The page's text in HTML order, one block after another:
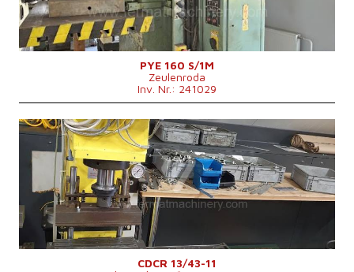
Anfluggeschwindigkeit
200 mm/s
Stößelhub
500 mm
Kontrollsystem
PYE 160 S/1M
Zeulenroda
Inv. Nr.: 241029
Baujahr:
2009
Presskraft
15 t
Die Abmessungen des Desktop
mm
Stößelhub
220 mm
Maschinenabmessungen L x B x H1050x690x1400 mm
Maschinengewicht
450 kg
Kontrollsystem
CDCR 13/43-11